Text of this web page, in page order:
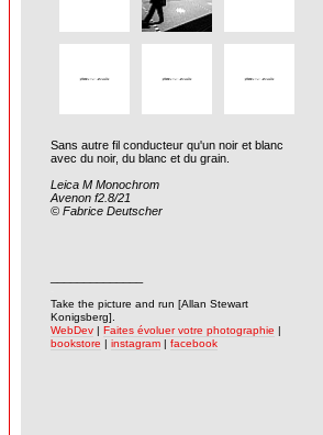
Sans autre fil conducteur qu'un noir et blanc
avec du noir, du blanc et du grain.
Leica M Monochrom
Avenon f2.8/21
© Fabrice Deutscher
Take the picture and run [Allan Stewart
Konigsberg].
WebDev | Faites évoluer votre photographie |
bookstore | instagram | facebook